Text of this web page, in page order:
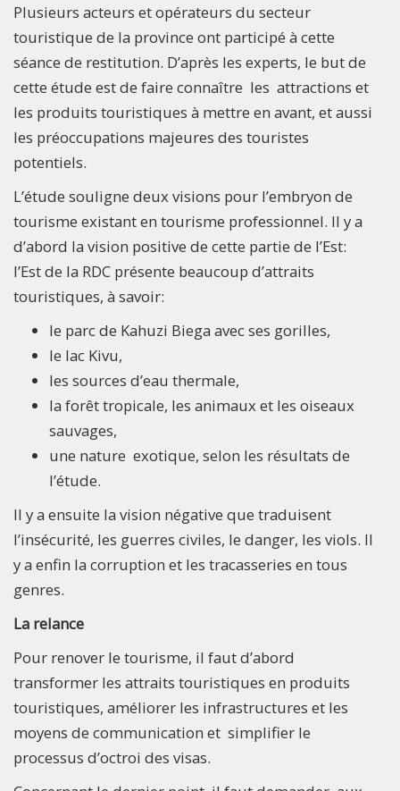
Plusieurs acteurs et opérateurs du secteur
touristique de la province ont participé à cette
séance de restitution. D’après les experts, le but de
cette étude est de faire connaître les attractions et
les produits touristiques à mettre en avant, et aussi
les préoccupations majeures des touristes
potentiels.
L’étude souligne deux visions pour l’embryon de
tourisme existant en tourisme professionnel. Il y a
d’abord la vision positive de cette partie de l’Est:
l’Est de la RDC présente beaucoup d’attraits
touristiques, à savoir:
le parc de Kahuzi Biega avec ses gorilles,
le lac Kivu,
les sources d’eau thermale,
la forêt tropicale, les animaux et les oiseaux
sauvages,
une nature exotique, selon les résultats de
l’étude.
Il y a ensuite la vision négative que traduisent
l’insécurité, les guerres civiles, le danger, les viols. Il
y a enfin la corruption et les tracasseries en tous
genres.
La relance
Pour renover le tourisme, il faut d’abord
transformer les attraits touristiques en produits
touristiques, améliorer les infrastructures et les
moyens de communication et simplifier le
processus d’octroi des visas.